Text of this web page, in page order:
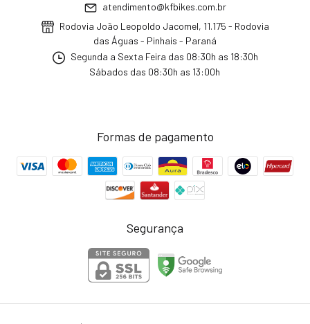
atendimento@kfbikes.com.br
Rodovia João Leopoldo Jacomel, 11.175 - Rodovia
das Águas - Pinhais - Paraná
Segunda a Sexta Feira das 08:30h as 18:30h
Sábados das 08:30h as 13:00h
Formas de pagamento
Segurança